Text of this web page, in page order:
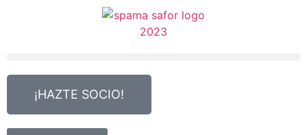
¡HAZTE SOCIO!